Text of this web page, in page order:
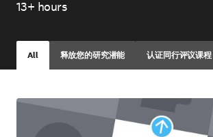
Time
13+ hours
All 释放您的研究潜能 认证同行评议课程